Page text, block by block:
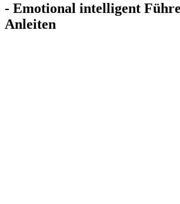
- Emotional intelligent
Anleiten